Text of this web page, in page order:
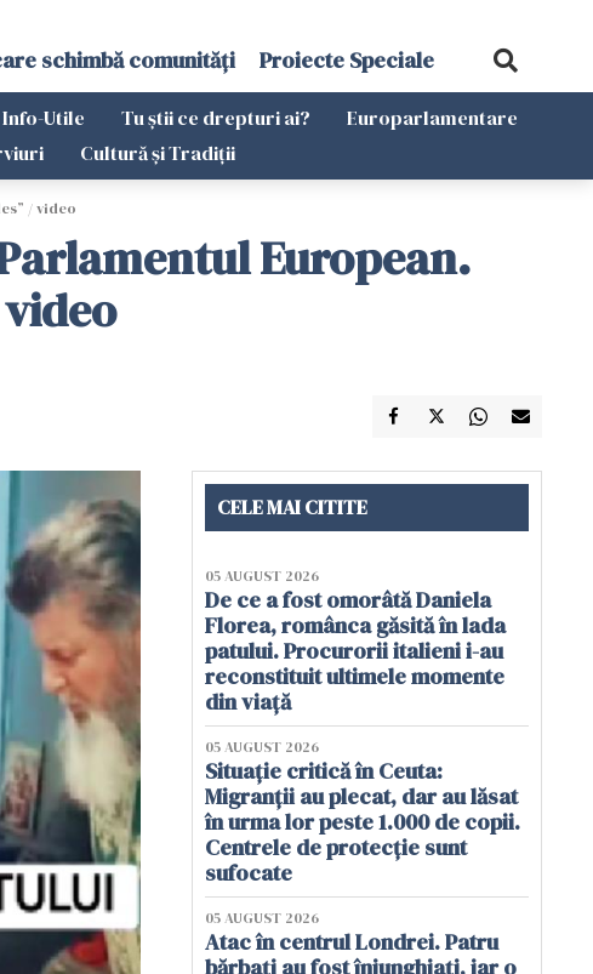
schimbă comunități Proiecte Speciale
Info-Utile Tu știi ce drepturi ai?
Europarlamentare
Cultură și Tradiții
/ video
European.
CELE MAI CITITE
05 AUGUST 2026
De ce a fost omorâtă Daniela
Florea, românca găsită în lada
patului. Procurorii italieni i-au
reconstituit ultimele momente
din viață
05 AUGUST 2026
Situație critică în Ceuta:
Migranții au plecat, dar au lăsat
în urma lor peste 1.000 de copii.
Centrele de protecție sunt
sufocate
05 AUGUST 2026
Atac în centrul Londrei. Patru
bărbați au fost înjunghiați, iar o